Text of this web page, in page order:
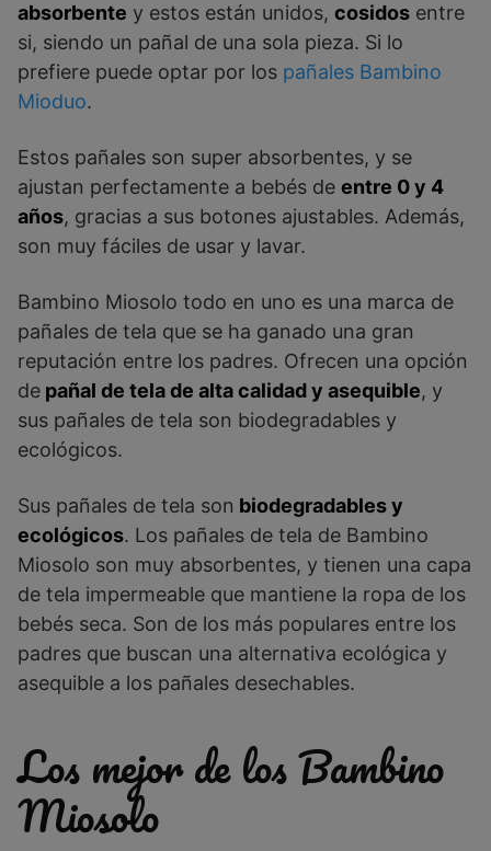
absorbente y estos están unidos, cosidos entre
si, siendo un pañal de una sola pieza. Si lo
prefiere puede optar por los pañales Bambino
Mioduo.
Estos pañales son super absorbentes, y se
ajustan perfectamente a bebés de entre 0 y 4
años, gracias a sus botones ajustables. Además,
son muy fáciles de usar y lavar.
Bambino Miosolo todo en uno es una marca de
pañales de tela que se ha ganado una gran
reputación entre los padres. Ofrecen una opción
de pañal de tela de alta calidad y asequible, y
sus pañales de tela son biodegradables y
ecológicos.
Sus pañales de tela son biodegradables y
ecológicos. Los pañales de tela de Bambino
Miosolo son muy absorbentes, y tienen una capa
de tela impermeable que mantiene la ropa de los
bebés seca. Son de los más populares entre los
padres que buscan una alternativa ecológica y
asequible a los pañales desechables.
Los mejor de los Bambino
Miosolo